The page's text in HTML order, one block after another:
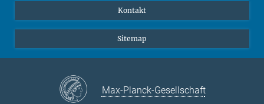
Kontakt
Sitemap
Max-Planck-Gesellschaft